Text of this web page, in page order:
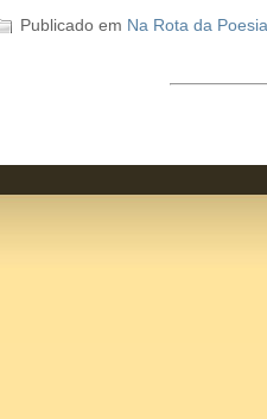
Publicado em Na Rota da Poesia